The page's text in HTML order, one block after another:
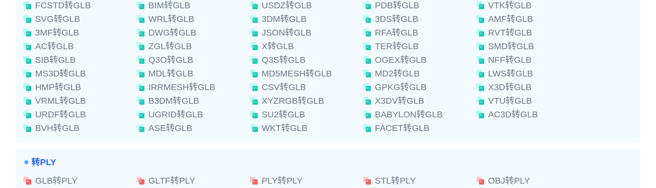
FCSTD转GLB
BIM转GLB USDZ转GLB PDB转GLB
VTK转GLB
SVG转GLB
WRL转GLB 3DM转GLB 3DS转GLB
AMF转GLB
3MF转GLB
DWG转GLB JSON转GLB RFA转GLB
RVT转GLB
AC转GLB
ZGL转GLB X转GLB TER转GLB
SMD转GLB
SIB转GLB
Q3O转GLB Q3S转GLB OGEX转GLB
NFF转GLB
MS3D转GLB
MDL转GLB MD5MESH转GLB MD2转GLB
LWS转GLB
HMP转GLB
IRRMESH转GLB CSV转GLB GPKG转GLB
X3D转GLB
VRML转GLB
B3DM转GLB XYZRGB转GLB X3DV转GLB
VTU转GLB
URDF转GLB
UGRID转GLB SU2转GLB BABYLON转GLB
AC3D转GLB
BVH转GLB
ASE转GLB WKT转GLB FACET转GLB
转PLY
GLB转PLY
GLTF转PLY PLY转PLY STL转PLY
OBJ转PLY